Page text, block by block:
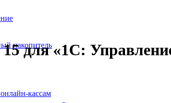
накопитель
кассам
для «1С: